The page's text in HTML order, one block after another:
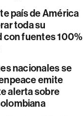
país de América
toda su
con fuentes 100%
nacionales se
emite
alerta sobre